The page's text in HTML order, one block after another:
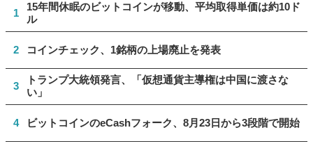
1
15年間休眠のビットコインが移動、平均取得単価は約10ド
ル
2 コインチェック、1銘柄の上場廃止を発表
3
トランプ大統領発言、「仮想通貨主導権は中国に渡さな
い」
4 ビットコインのeCashフォーク、8月23日から3段階で開始